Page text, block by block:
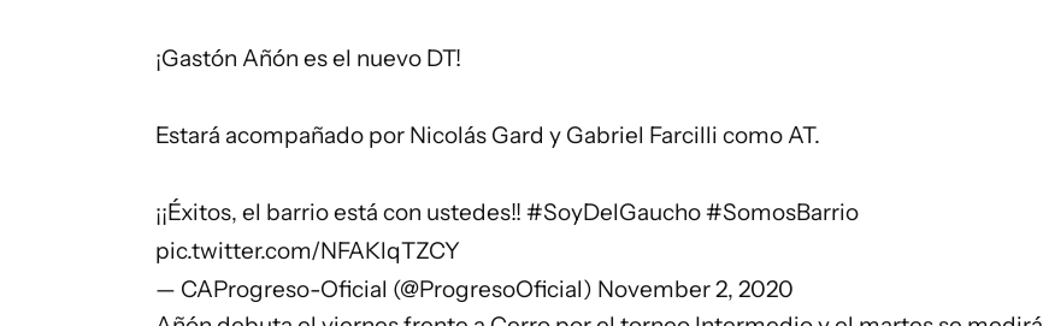
¡Gastón Añón es el nuevo DT!
Estará acompañado por Nicolás Gard y Gabriel Farcilli como AT.
¡¡Éxitos, el barrio está con ustedes!! #SoyDelGaucho#SomosBarrio
pic.twitter.com/NFAKlqTZCY
— CAProgreso-Oficial (@ProgresoOficial) November 2, 2020